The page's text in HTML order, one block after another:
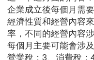
企業成立後每個月需
經濟性質和經營內容
率，不同的經營內容
每個月主要可能會涉
營業稅；3、消費稅；